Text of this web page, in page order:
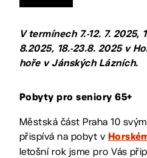
V termínech 7.-12. 7. 2025,
8.2025, 18.-23.8. 2025 v
hoře v Jánských Lázních.
Pobyty pro seniory 65+
Městská část Praha 10
přispívá na pobyt v
letošní rok jsme pro Vás